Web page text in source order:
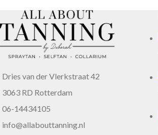
Dries van der Vlerkstraat 42
3063 RD Rotterdam
06-14434105
info@allabouttanning.nl